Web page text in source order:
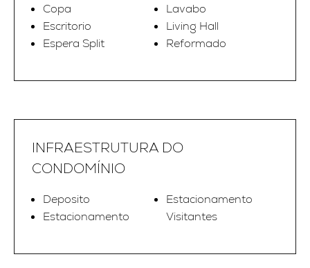
Copa
Escritorio
Espera Split
Lavabo
Living Hall
Reformado
INFRAESTRUTURA DO
CONDOMÍNIO
Deposito
Estacionamento
Estacionamento
Visitantes